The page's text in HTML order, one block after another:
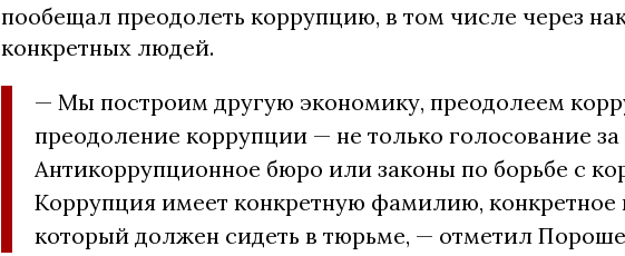
пообещал преодолеть коррупцию, в том числе через
конкретных людей.
— Мы построим другую экономику, преодолеем
преодоление коррупции — не только голосование за
Антикоррупционное бюро или законы по борьбе с
Коррупция имеет конкретную фамилию, конкретное
который должен сидеть в тюрьме, — отметил